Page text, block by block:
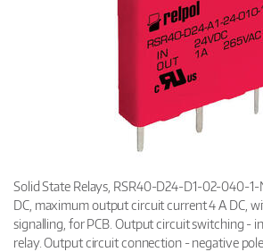
Solid State Relays, RSR40-D24-D1-02-040-
DC, maximum output circuit current 4 A DC,
signalling, for PCB. Output circuit switching -
relay. Output circuit connection - negative pole